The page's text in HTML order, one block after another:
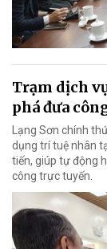
Trạm dịch
phá đưa
Lạng Sơn chính
dụng trí tuệ nhân
tiến, giúp tự động
công trực tuyến.